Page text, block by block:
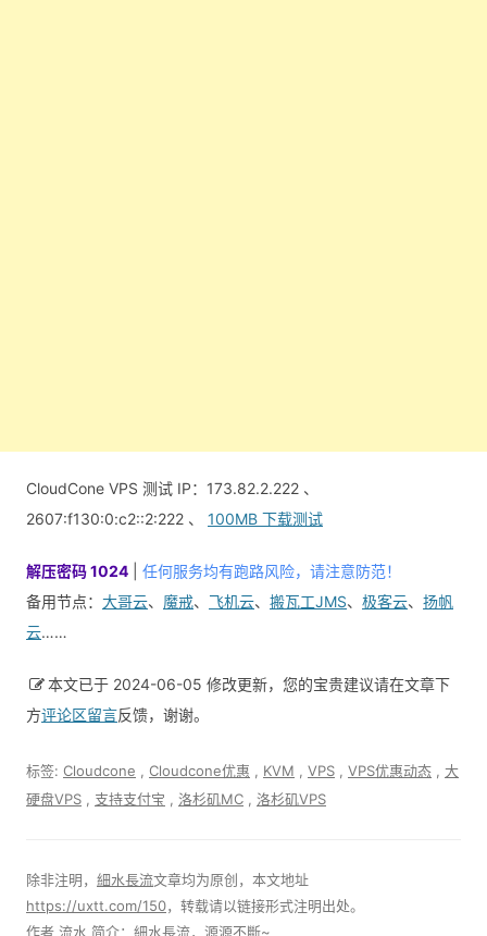
CloudCone VPS 测试 IP：173.82.2.222 、
2607:f130:0:c2::2:222 、 100MB 下载测试
解压密码 1024
任何服务均有跑路风险，请注意防范！
备用节点： 大哥云、 魔戒、 飞机云、 搬瓦工JMS、 极客云、 扬帆
云……
本文已于 2024-06-05 修改更新，您的宝贵建议请在文章下
方评论区留言反馈，谢谢。
标签: Cloudcone Cloudcone优惠 KVM VPS VPS优惠动态
大
硬盘VPS
支持支付宝 洛杉矶MC 洛杉矶VPS
除非注明， 細水長流文章均为原创，本文地址
https://uxtt.com/150，转载请以链接形式注明出处。
作者 流水 简介：細水長流，源源不斷~